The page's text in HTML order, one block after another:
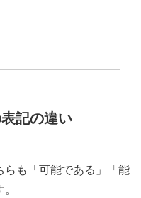
記の違い
らも「可能である」「能